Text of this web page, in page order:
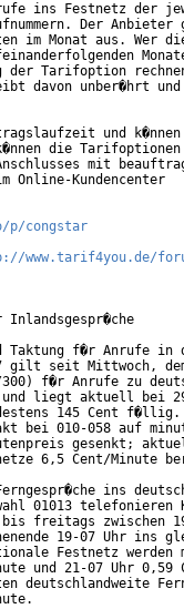
ins Festnetz der
Der Anbieter
im Monat aus. Wer
der Tarifoption
davon unber�hrt
und
die
mit
Online-Kundencenter
congstar
www.tarif4you.de/
Taktung f�r Anrufe in
gilt seit Mittwoch,
f�r Anrufe zu
und liegt aktuell bei
145 Cent f�llig.
bei 010-058 auf
gesenkt;
6,5 Cent/Minute
ins
01013 telefonieren
freitags zwischen
19-07 Uhr ins
Festnetz werden
und 21-07 Uhr 0,59
deutschlandweite